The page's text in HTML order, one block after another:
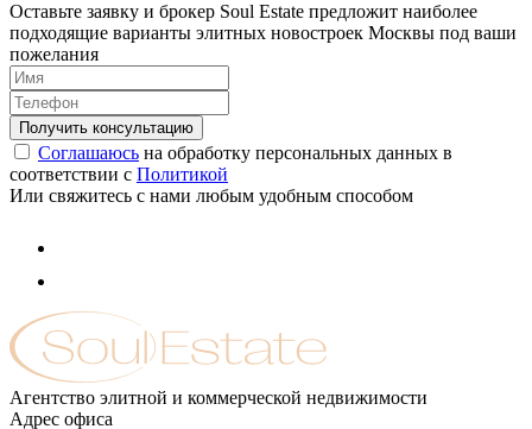
Оставьте заявку и брокер Soul Estate предложит наиболее
подходящие варианты элитных новостроек Москвы под ваши
пожелания
Соглашаюсь на обработку персональных данных в
соответствии с Политикой
Или свяжитесь с нами любым удобным способом
Агентство элитной и коммерческой недвижимости
Адрес офиса